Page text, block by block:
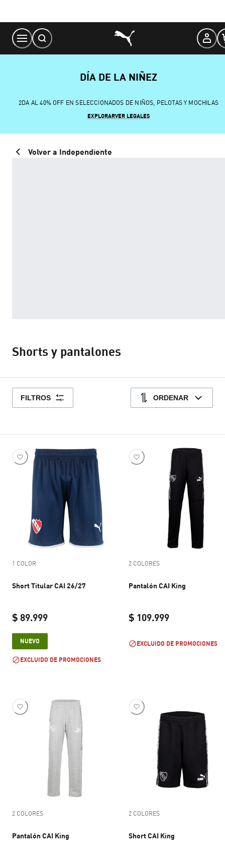
Content
DÍA DE LA NIÑEZ
2DA AL 40% OFF EN SELECCIONADOS DE NIÑOS, PELOTAS Y MOCHILAS
EXPLORARVER LEGALES
Volver a Independiente
Shorts y pantalones
FILTROS ORDENAR
1 COLOR
Short Titular CAI 26/27
$ 89.999
NUEVO
EXCLUIDO DE PROMOCIONES
2 COLORES
Pantalón CAI King
$ 109.999
EXCLUIDO DE PROMOCIONES
2 COLORES
Pantalón CAI King
2 COLORES
Short CAI King